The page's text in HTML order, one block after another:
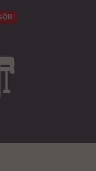
bulabilirsiniz .
, paslanmaz harf